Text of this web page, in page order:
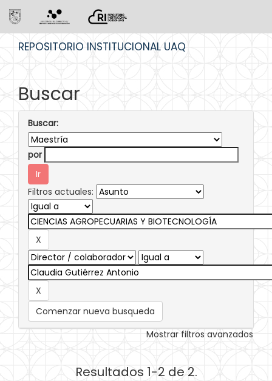
REPOSITORIO INSTITUCIONAL UAQ
Buscar
Buscar:
por
Filtros actuales:
Comenzar nueva busqueda
Mostrar filtros avanzados
Resultados 1-2 de 2.